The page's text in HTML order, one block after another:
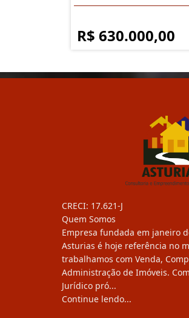
R$ 630.000,00
CRECI: 17.621-J
Quem Somos
Empresa fundada em janeiro
Asturias é hoje referência no
trabalhamos com Venda,
Administração de Imóveis.
Jurídico pró...
Continue lendo...